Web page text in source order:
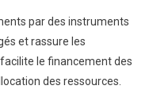
par des instruments
et rassure les
le financement des
des ressources.